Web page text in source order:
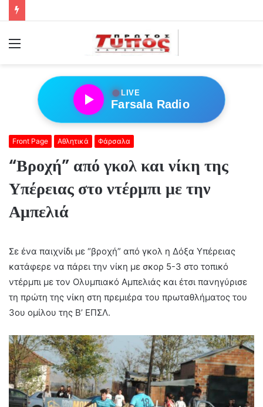
●LIVE
Farsala Radio
Front Page Αθλητικά Φάρσαλα
“Βροχή” από γκολ και νίκη της
Υπέρειας στο ντέρμπι με την
Αμπελιά
Σε ένα παιχνίδι με “βροχή” από γκολ η Δόξα Υπέρειας
κατάφερε να πάρει την νίκη με σκορ 5-3 στο τοπικό
ντέρμπι με τον Ολυμπιακό Αμπελιάς και έτσι πανηγύρισε
τη πρώτη της νίκη στη πρεμιέρα του πρωταθλήματος του
3ου ομίλου της Β’ ΕΠΣΛ.